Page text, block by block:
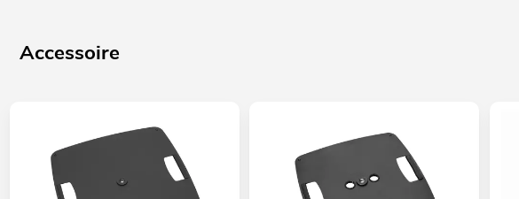
Accessoire